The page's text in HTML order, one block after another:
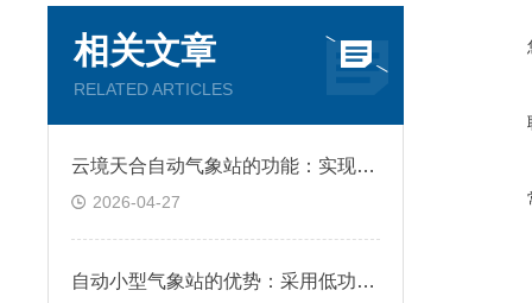
相关文章
RELATED ARTICLES
云境天合自动气象站的功能：实现气象要素的全面监测与智能分析
2026-04-27
自动小型气象站的优势：采用低功耗设计，支持电池、太阳能等多种供电方式